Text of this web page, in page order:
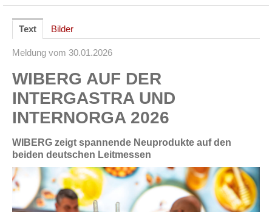
Culinarium
MEDIA
ÜBER UNS
KONTAKT
Text Bilder
Meldung vom 30.01.2026
WIBERG AUF DER
INTERGASTRA UND
INTERNORGA 2026
WIBERG zeigt spannende Neuprodukte auf den
beiden deutschen Leitmessen